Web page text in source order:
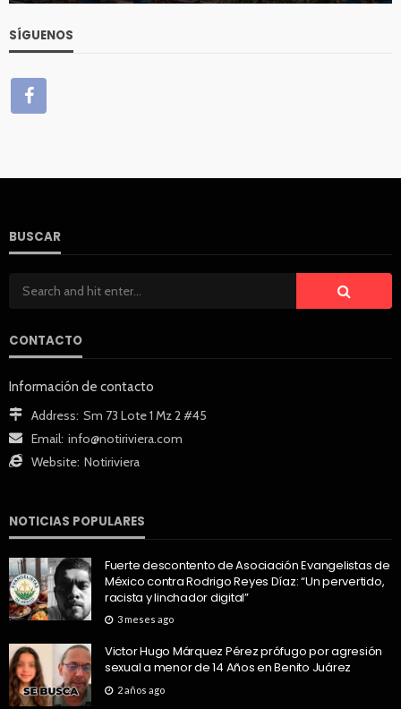
SÍGUENOS
BUSCAR
CONTACTO
Información de contacto
Address: Sm 73 Lote 1 Mz 2 #45
Email: info@notiriviera.com
Website: Notiriviera
NOTICIAS POPULARES
Fuerte descontento de Asociación Evangelistas de
México contra Rodrigo Reyes Díaz: “Un pervertido,
racista y linchador digital”
3 meses ago
Victor Hugo Márquez Pérez prófugo por agresión
sexual a menor de 14 Años en Benito Juárez
2 años ago